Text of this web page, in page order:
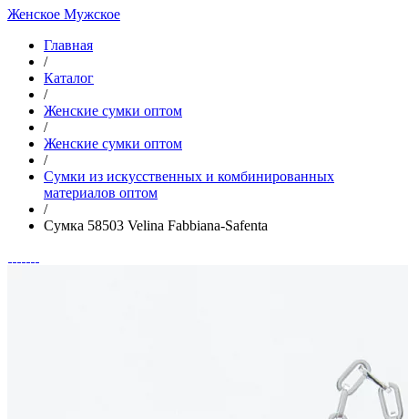
Женское Мужское
Главная
/
Каталог
/
Женские сумки оптом
/
Женские сумки оптом
/
Cумки из искусственных и комбинированных
материалов оптом
/
Сумка 58503 Velina Fabbiana-Safenta